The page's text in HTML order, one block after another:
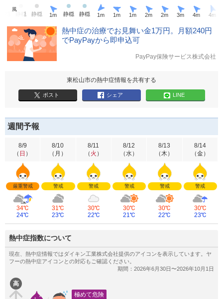
風
静穏 静穏 1m 静穏 静穏 1m 1m 1m 2m 2m 3m 4m 4m
熱中症の治療でお見舞い金1万円。月額240円
でPayPayから即申込可
PayPay保険サービス株式会社
東松山市の熱中症情報を共有する
ポスト シェア LINE
週間予報
8/9
（ 日 ）
厳重警戒
34℃
24℃
8/10
（ 月 ）
警戒
31℃
23℃
8/11
（ 火 ）
警戒
30℃
22℃
8/12
（水）
警戒
30℃
21℃
8/13
（木）
警戒
30℃
22℃
8/14
（金）
警戒
30℃
23℃
熱中症指数について
高
極めて危険